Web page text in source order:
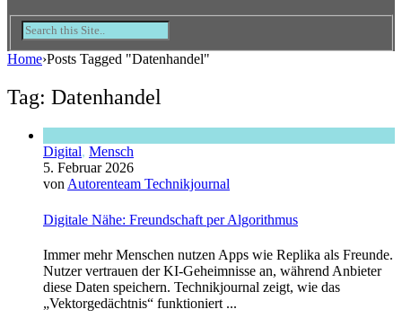
Home›Posts Tagged "Datenhandel"
Tag: Datenhandel
Digital, Mensch
5. Februar 2026
von Autorenteam Technikjournal
Digitale Nähe: Freundschaft per Algorithmus
Immer mehr Menschen nutzen Apps wie Replika als Freunde.
Nutzer vertrauen der KI-Geheimnisse an, während Anbieter
diese Daten speichern. Technikjournal zeigt, wie das
„Vektorgedächtnis“ funktioniert ...